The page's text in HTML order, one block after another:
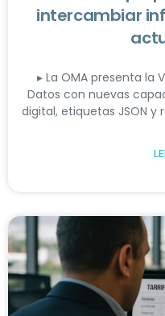
intercambiar
▸ La OMA presenta la
Datos con nuevas
digital, etiquetas JSON